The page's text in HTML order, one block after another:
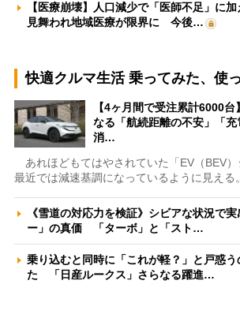
【医療崩壊】人口減少で「医師不足」に
見舞われ地域医療が限界に 今後…
快適クルマ生活 乗ってみた、使
【4ヶ月間で受注累計6000
なる「航続距離の不安」「
消…
あれほどもてはやされていた「EV（BEV）
最近では減速基調になっているように見え
《雪道の対応力を検証》シビアな状況で
ー」の真価 「ターボ」と「スト…
乗り込むと同時に「これが軽？」と戸惑
た 「日産ルークス」さらなる躍進…